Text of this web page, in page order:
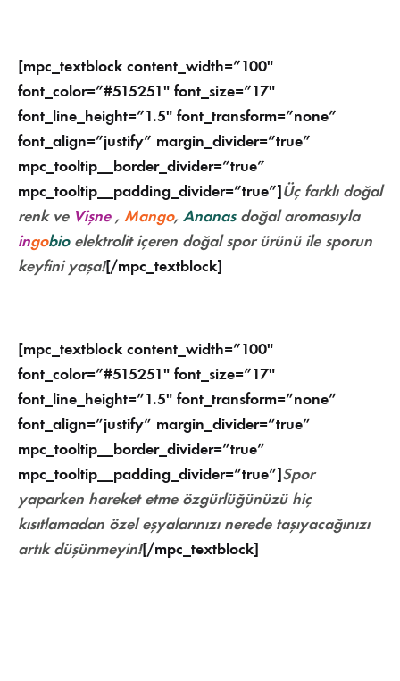
[mpc_textblock content_width=”100″
font_color=”#515251″ font_size=”17″
font_line_height=”1.5″ font_transform=”none”
font_align=”justify” margin_divider=”true”
mpc_tooltip__border_divider=”true”
mpc_tooltip__padding_divider=”true”]Üç farklı doğal
renk ve Vişne , Mango, Ananasdoğal aromasıyla
ingobio elektrolit içeren doğal spor ürünü ile sporun
keyfini yaşa![/mpc_textblock]
[mpc_textblock content_width=”100″
font_color=”#515251″ font_size=”17″
font_line_height=”1.5″ font_transform=”none”
font_align=”justify” margin_divider=”true”
mpc_tooltip__border_divider=”true”
mpc_tooltip__padding_divider=”true”]Spor
yaparken hareket etme özgürlüğünüzü hiç
kısıtlamadan özel eşyalarınızı nerede taşıyacağınızı
artık düşünmeyin![/mpc_textblock]